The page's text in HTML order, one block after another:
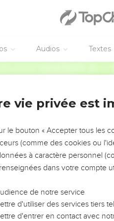
Audios Textes
DE L’ANNÉE
LES VOTRES ?
leur impact, leur foi ou leur
qu'ils ont traversés, alors même
responsables reviennent sur les
avec plus de sagesse afin
ministère, une équipe, un groupe
vie privée est
le bouton « Accepter tous les
(comme des cookies ou
à caractère personnel
dans votre compte
de notre service
d'utiliser des services tiers
d'entrer en contact avec